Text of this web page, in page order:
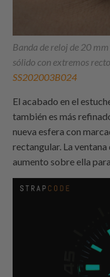
Banda de reloj de 20
sólido con extremos
SS202003B024
El acabado en el
también es más
nueva esfera con
rectangular. La
aumento sobre ella